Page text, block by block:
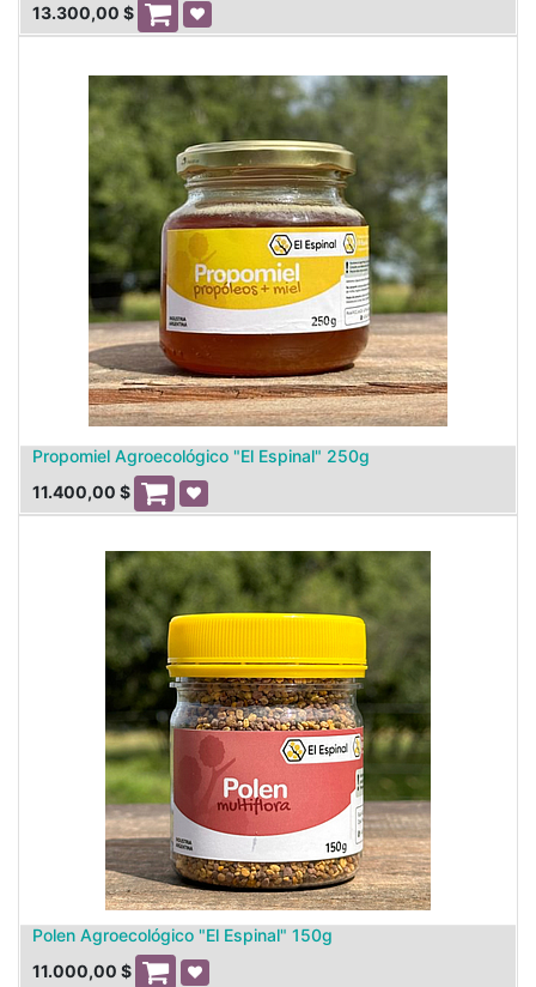
13.300,00 $
Propomiel Agroecológico "El Espinal" 250g
11.400,00 $
Polen Agroecológico "El Espinal" 150g
11.000,00 $